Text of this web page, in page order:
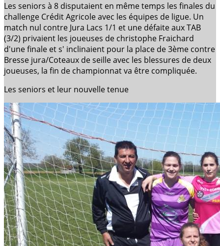
Les seniors à 8 disputaient en même temps les finales du
challenge Crédit Agricole avec les équipes de ligue. Un
match nul contre Jura Lacs 1/1 et une défaite aux TAB
(3/2) privaient les joueuses de christophe Fraichard
d'une finale et s' inclinaient pour la place de 3ème contre
Bresse jura/Coteaux de seille avec les blessures de deux
joueuses, la fin de championnat va être compliquée.
Les seniors et leur nouvelle tenue